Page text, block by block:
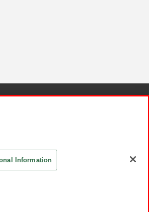
Information